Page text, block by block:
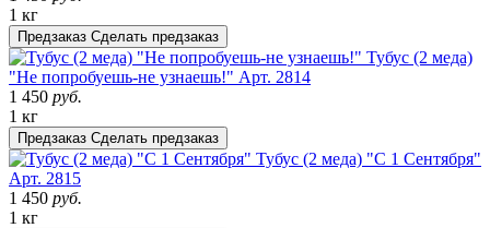
1 кг
Предзаказ Сделать предзаказ
Тубус (2 меда)
"Не попробуешь-не узнаешь!" Арт. 2814
1 450 руб.
1 кг
Предзаказ Сделать предзаказ
Тубус (2 меда) "С 1 Сентября"
Арт. 2815
1 450 руб.
1 кг